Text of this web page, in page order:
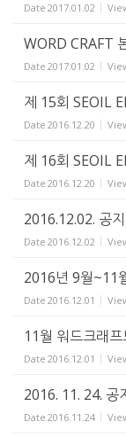
Date 2017.01.02
WORD CRAFT
Date 2017.01.02
제 15회 SEOIL
Date 2016.12.20
제 16회 SEOIL
Date 2016.12.20
2016.12.02. 공
Date 2016.12.02
2016년 9월~11
Date 2016.12.01
11월 워드크래
Date 2016.12.01
2016. 11. 24.
Date 2016.11.24